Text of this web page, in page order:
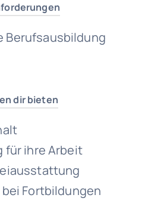
Berufsausbildung
dir bieten
für ihre Arbeit
Fortbildungen